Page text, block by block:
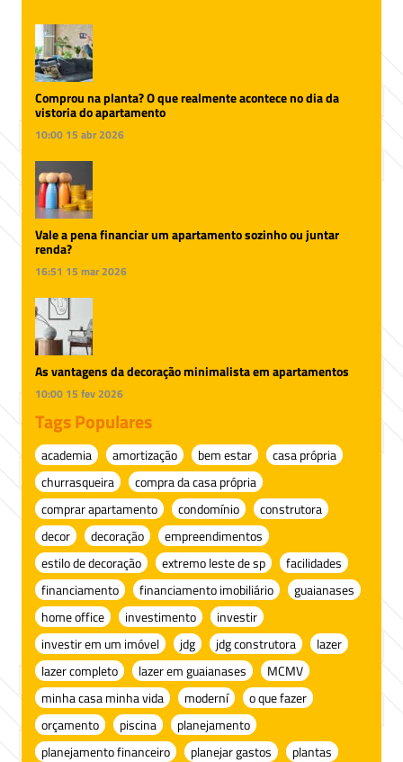
Comprou na planta? O que realmente acontece no dia da
vistoria do apartamento
10:00 15 abr 2026
Vale a pena financiar um apartamento sozinho ou juntar
renda?
16:51 15 mar 2026
As vantagens da decoração minimalista em apartamentos
10:00 15 fev 2026
Tags Populares
academia amortização bem estar
casa própria
churrasqueira
compra da casa própria
comprar apartamento
condomínio
construtora
decor
decoração
empreendimentos
estilo de decoração
extremo leste de sp
facilidades
financiamento
financiamento imobiliário
guaianases
home office
investimento
investir
investir em um imóvel
jdg jdg construtora
lazer
lazer completo
lazer em guaianases
MCMV
minha casa minha vida
moderní
o que fazer
orçamento
piscina
planejamento
planejamento financeiro
planejar gastos
plantas